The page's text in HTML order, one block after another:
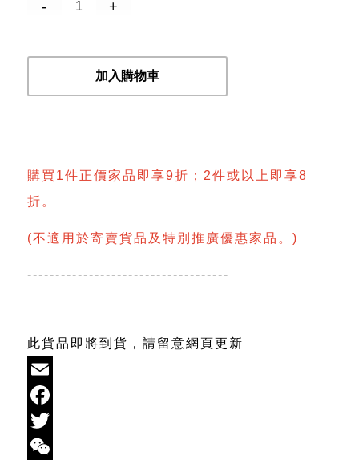
加入購物車
購買1件正價家品即享9折；2件或以上即享8
折。
(不適用於寄賣貨品及特別推廣優惠家品。)
------------------------------------
此貨品即將到貨，請留意網頁更新
Email
Facebook
Twitter